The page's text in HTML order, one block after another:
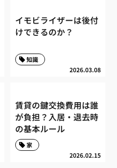
イモビライザーは後付
けできるのか？
2026.03.08
知識
賃貸の鍵交換費用は誰
が負担？入居・退去時
の基本ルール
2026.02.15
家